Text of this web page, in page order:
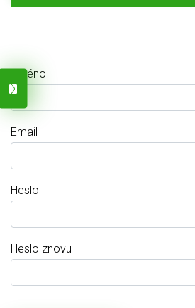
Jméno
Email
Heslo
Heslo znovu